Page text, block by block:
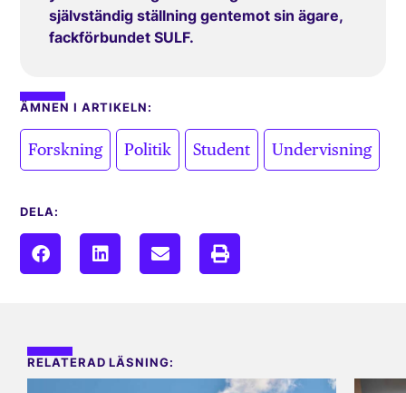
självständig ställning gentemot sin ägare,
fackförbundet SULF.
ÄMNEN I ARTIKELN:
Forskning Politik Student Undervisning
DELA:
RELATERAD LÄSNING: